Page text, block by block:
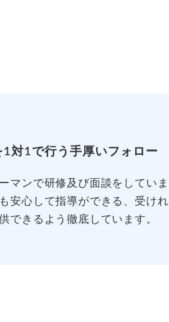
対1で行う手厚いフォロー
マンで研修及び面談をしていま
安心して指導ができる、受けれ
できるよう徹底しています。